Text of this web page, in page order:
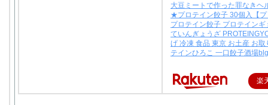
大豆ミートで作った罪なきヘ
★プロテイン餃子 30個入【プ
プロテイン餃子 プロテインギ
ていんぎょうざ
げ 冷凍 食品 東京 お土産 お取
テインひろこ 一口餃子酒場
楽